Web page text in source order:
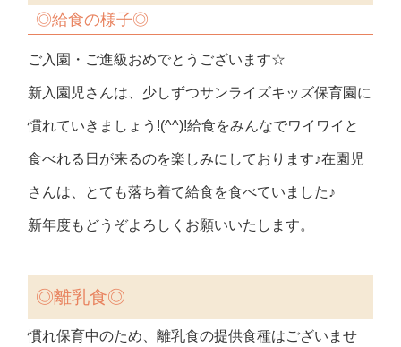
◎給食の様子◎
ご入園・ご進級おめでとうございます☆
新入園児さんは、少しずつサンライズキッズ保育園に
慣れていきましょう!(^^)!給食をみんなでワイワイと
食べれる日が来るのを楽しみにしております♪在園児
さんは、とても落ち着て給食を食べていました♪
新年度もどうぞよろしくお願いいたします。
◎離乳食◎
慣れ保育中のため、離乳食の提供食種はございませ